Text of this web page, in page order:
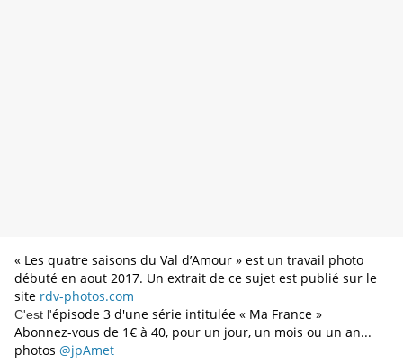
« Les quatre saisons du Val d’Amour » est un travail photo
débuté en aout 2017. Un extrait de ce sujet est publié sur le
site rdv-photos.com
C'est l'épisode 3 d'une série intitulée « Ma France »
Abonnez-vous de 1€ à 40, pour un jour, un mois ou un an...
photos @jpAmet